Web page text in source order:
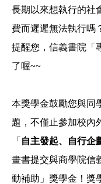
長期以來想執行的社
費而遲遲無法執行嗎
提醒您，信義書院「
了喔~~
本獎學金鼓勵您與同
題，不僅止參加校內
「 自主發起、自行企
畫書提交與商學院信
動補助」獎學金！獎